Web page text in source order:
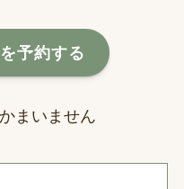
予約する
まいません